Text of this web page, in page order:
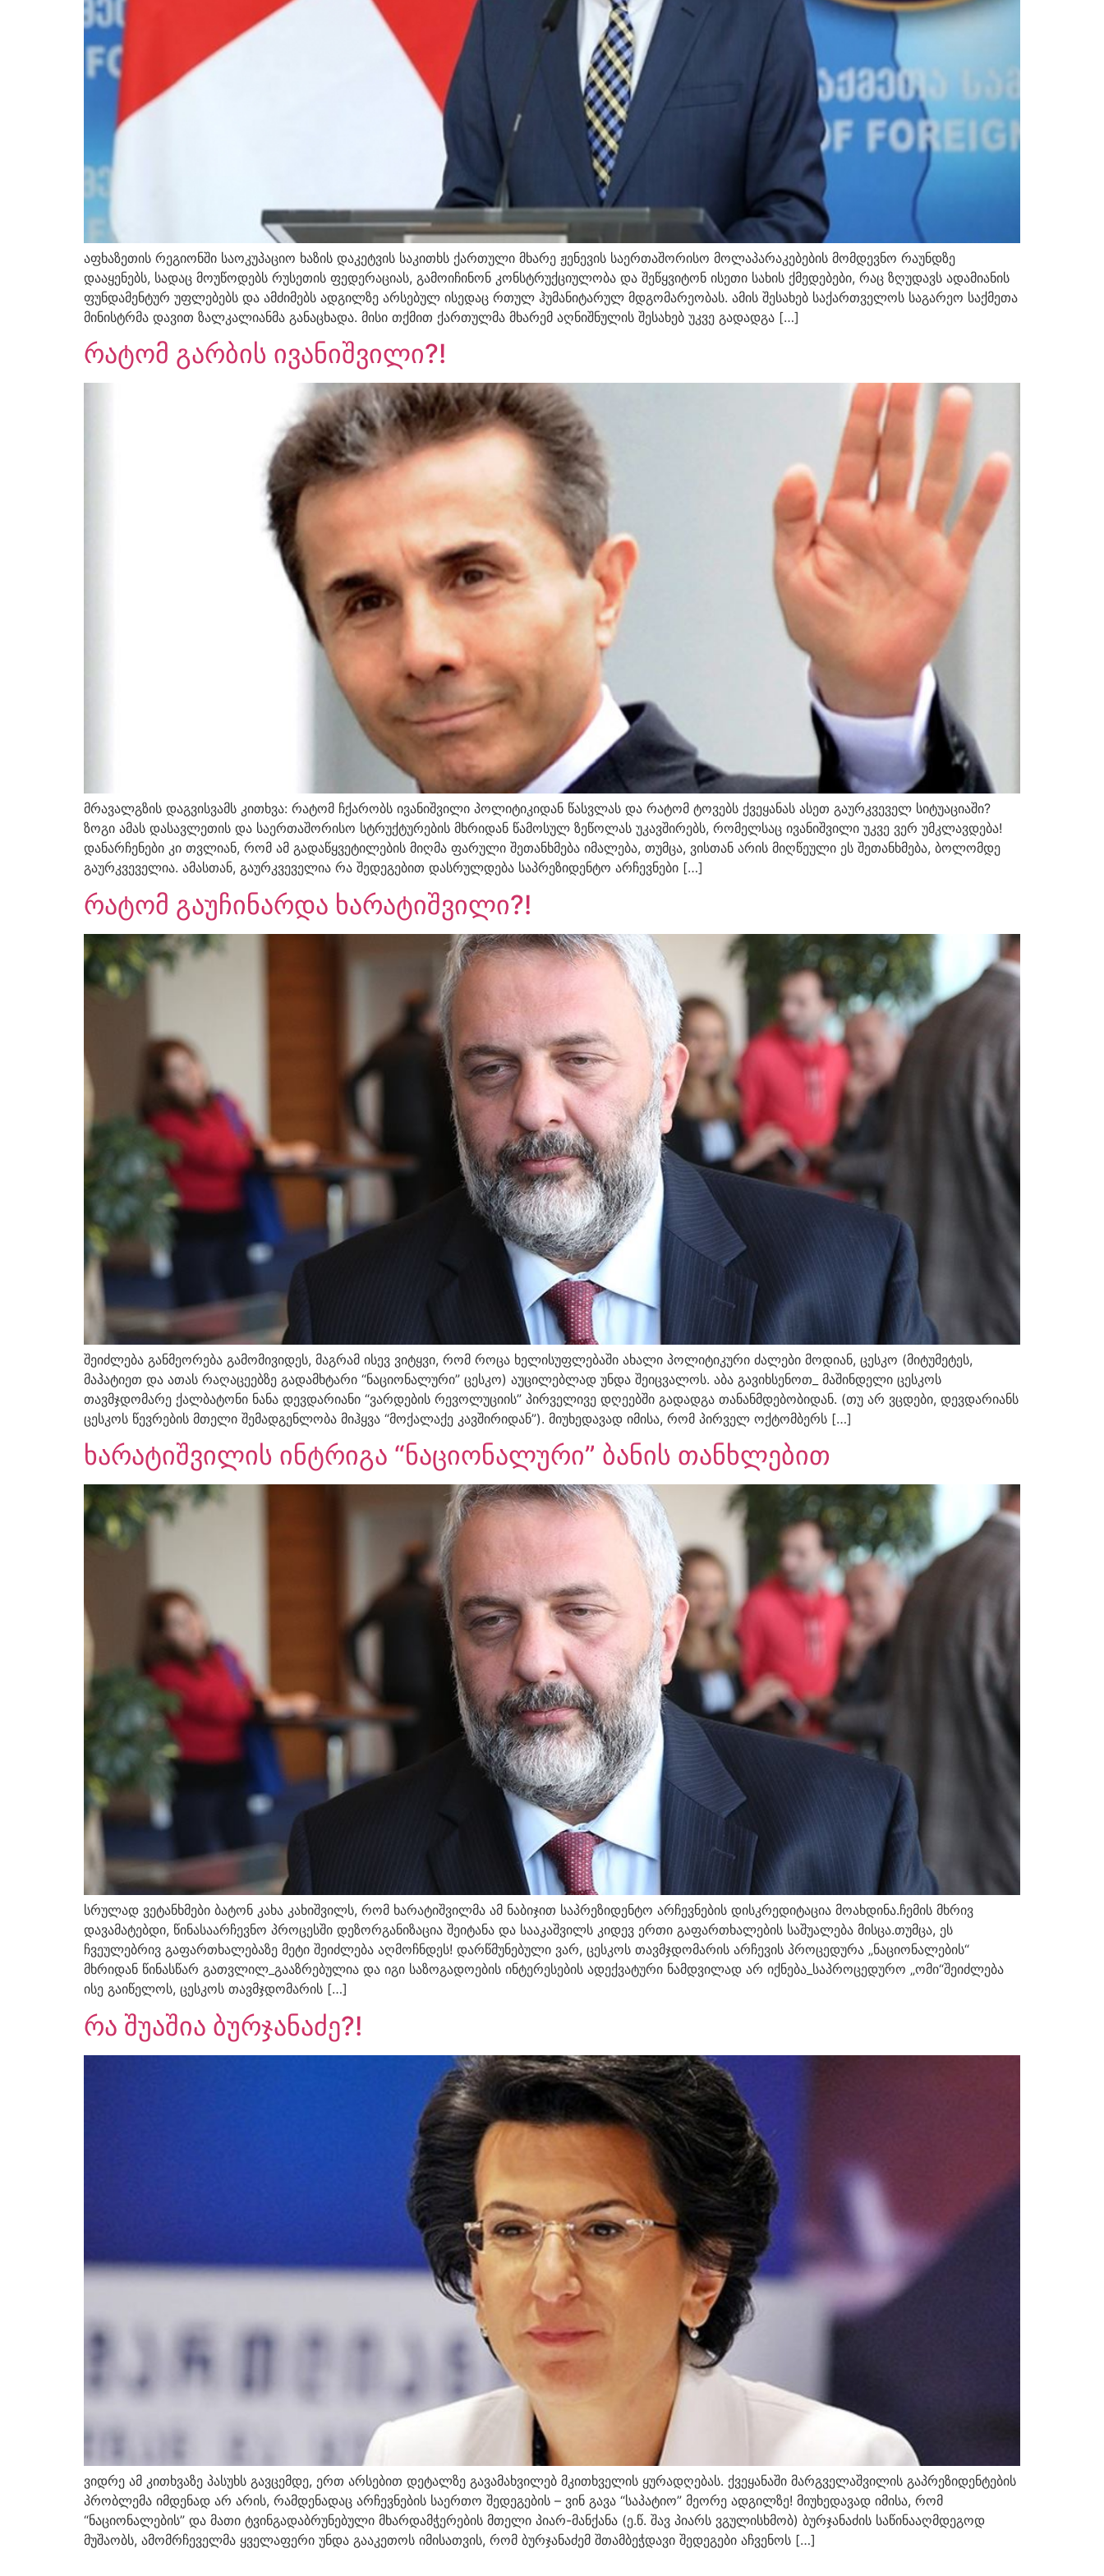
აფხაზეთის რეგიონში საოკუპაციო ხაზის დაკეტვის საკითხს ქართული მხარე ჟენევის საერთაშორისო მოლაპარაკებების მომდევნო რაუნდზე
დააყენებს, სადაც მოუწოდებს რუსეთის ფედერაციას, გამოიჩინონ კონსტრუქციულობა და შეწყვიტონ ისეთი სახის ქმედებები, რაც ზღუდავს ადამიანის
ფუნდამენტურ უფლებებს და ამძიმებს ადგილზე არსებულ ისედაც რთულ ჰუმანიტარულ მდგომარეობას. ამის შესახებ საქართველოს საგარეო საქმეთა
მინისტრმა დავით ზალკალიანმა განაცხადა. მისი თქმით ქართულმა მხარემ აღნიშნულის შესახებ უკვე გადადგა […]
რატომ გარბის ივანიშვილი?!
მრავალგზის დაგვისვამს კითხვა: რატომ ჩქარობს ივანიშვილი პოლიტიკიდან წასვლას და რატომ ტოვებს ქვეყანას ასეთ გაურკვეველ სიტუაციაში?
ზოგი ამას დასავლეთის და საერთაშორისო სტრუქტურების მხრიდან წამოსულ ზეწოლას უკავშირებს, რომელსაც ივანიშვილი უკვე ვერ უმკლავდება!
დანარჩენები კი თვლიან, რომ ამ გადაწყვეტილების მიღმა ფარული შეთანხმება იმალება, თუმცა, ვისთან არის მიღწეული ეს შეთანხმება, ბოლომდე
გაურკვეველია. ამასთან, გაურკვეველია რა შედეგებით დასრულდება საპრეზიდენტო არჩევნები […]
რატომ გაუჩინარდა ხარატიშვილი?!
შეიძლება განმეორება გამომივიდეს, მაგრამ ისევ ვიტყვი, რომ როცა ხელისუფლებაში ახალი პოლიტიკური ძალები მოდიან, ცესკო (მიტუმეტეს,
მაპატიეთ და ათას რაღაცეებზე გადამხტარი “ნაციონალური” ცესკო) აუცილებლად უნდა შეიცვალოს. აბა გავიხსენოთ_ მაშინდელი ცესკოს
თავმჯდომარე ქალბატონი ნანა დევდარიანი “ვარდების რევოლუციის” პირველივე დღეებში გადადგა თანანმდებობიდან. (თუ არ ვცდები, დევდარიანს
ცესკოს წევრების მთელი შემადგენლობა მიჰყვა “მოქალაქე კავშირიდან”). მიუხედავად იმისა, რომ პირველ ოქტომბერს […]
ხარატიშვილის ინტრიგა “ნაციონალური” ბანის თანხლებით
სრულად ვეტანხმები ბატონ კახა კახიშვილს, რომ ხარატიშვილმა ამ ნაბიჯით საპრეზიდენტო არჩევნების დისკრედიტაცია მოახდინა.ჩემის მხრივ
დავამატებდი, წინასაარჩევნო პროცესში დეზორგანიზაცია შეიტანა და სააკაშვილს კიდევ ერთი გაფართხალების საშუალება მისცა.თუმცა, ეს
ჩვეულებრივ გაფართხალებაზე მეტი შეიძლება აღმოჩნდეს! დარწმუნებული ვარ, ცესკოს თავმჯდომარის არჩევის პროცედურა „ნაციონალების“
მხრიდან წინასწარ გათვლილ_გააზრებულია და იგი საზოგადოების ინტერესების ადექვატური ნამდვილად არ იქნება_საპროცედურო „ომი“შეიძლება
ისე გაიწელოს, ცესკოს თავმჯდომარის […]
რა შუაშია ბურჯანაძე?!
ვიდრე ამ კითხვაზე პასუხს გავცემდე, ერთ არსებით დეტალზე გავამახვილებ მკითხველის ყურადღებას. ქვეყანაში მარგველაშვილის გაპრეზიდენტების
პრობლემა იმდენად არ არის, რამდენადაც არჩევნების საერთო შედეგების – ვინ გავა “საპატიო” მეორე ადგილზე! მიუხედავად იმისა, რომ
“ნაციონალების” და მათი ტვინგადაბრუნებული მხარდამჭერების მთელი პიარ-მანქანა (ე.წ. შავ პიარს ვგულისხმობ) ბურჯანაძის საწინააღმდეგოდ
მუშაობს, ამომრჩეველმა ყველაფერი უნდა გააკეთოს იმისათვის, რომ ბურჯანაძემ შთამბეჭდავი შედეგები აჩვენოს […]